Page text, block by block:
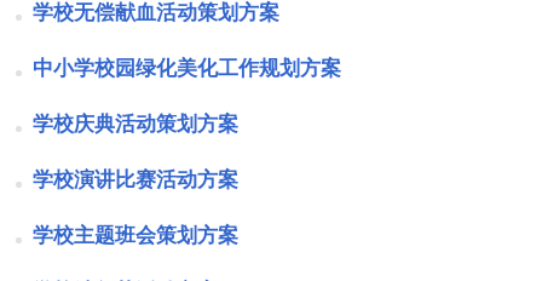
学校无偿献血活动策划方案
中小学校园绿化美化工作规划方案
学校庆典活动策划方案
学校演讲比赛活动方案
学校主题班会策划方案